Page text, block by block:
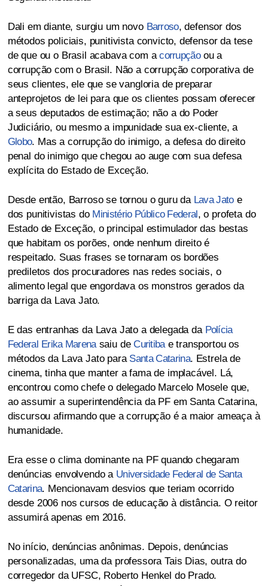
Dali em diante, surgiu um novo Barroso, defensor dos
métodos policiais, punitivista convicto, defensor da tese
de que ou o Brasil acabava com acorrupçãoou a
corrupção com o Brasil. Não a corrupção corporativa de
seus clientes, ele que se vangloria de preparar
anteprojetos de lei para que os clientes possam oferecer
a seus deputados de estimação; não a do Poder
Judiciário, ou mesmo a impunidade sua ex-cliente, a
Globo. Mas a corrupção do inimigo, a defesa do direito
penal do inimigo que chegou ao auge com sua defesa
explícita do Estado de Exceção.
Desde então, Barroso se tornou o guru da Lava Jatoe
dos punitivistas do Ministério Público Federal , o profeta do
Estado de Exceção, o principal estimulador das bestas
que habitam os porões, onde nenhum direito é
respeitado. Suas frases se tornaram os bordões
prediletos dos procuradores nas redes sociais, o
alimento legal que engordava os monstros gerados da
barriga da Lava Jato.
E das entranhas da Lava Jato a delegada da Polícia
Federal Erika Marenasaiu deCuritibae transportou os
métodos da Lava Jato para Santa Catarina. Estrela de
cinema, tinha que manter a fama de implacável. Lá,
encontrou como chefe o delegado Marcelo Mosele que,
ao assumir a superintendência da PF em Santa Catarina,
discursou afirmando que a corrupção é a maior ameaça à
humanidade.
Era esse o clima dominante na PF quando chegaram
denúncias envolvendo a Universidade Federal de Santa
Catarina. Mencionavam desvios que teriam ocorrido
desde 2006 nos cursos de educação à distância. O reitor
assumirá apenas em 2016.
No início, denúncias anônimas. Depois, denúncias
personalizadas, uma da professora Tais Dias, outra do
corregedor da UFSC, Roberto Henkel do Prado.